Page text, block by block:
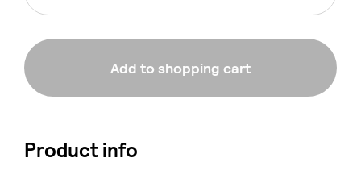
Add to shopping cart
Product info